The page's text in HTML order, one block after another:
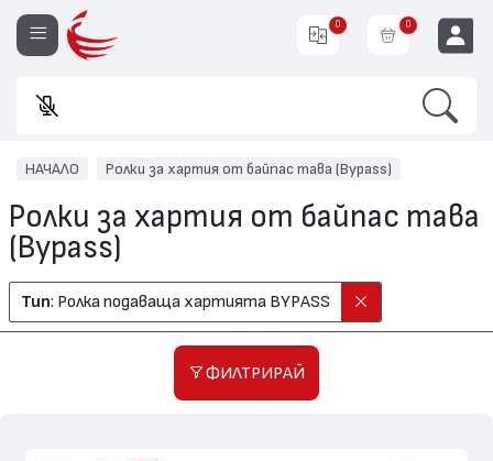
0 0
НАЧАЛО Ролки за хартия от байпас тава (Bypass)
Ролки за хартия от байпас тава
(Bypass)
Тип: Ролка подаваща хартията BYPASS
ФИЛТРИРАЙ